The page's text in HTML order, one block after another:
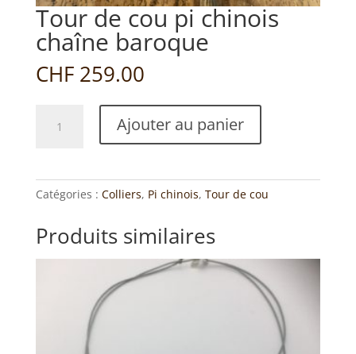
Tour de cou pi chinois
chaîne baroque
CHF259.00
chaîne
baroque
Ajouter au panier
Catégories : Colliers, Pi chinois, Tour de cou
Produits similaires